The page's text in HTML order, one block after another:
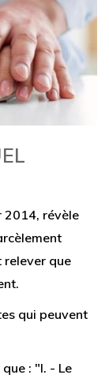
2014, révèle
relever que
qui peuvent
: "I. - Le